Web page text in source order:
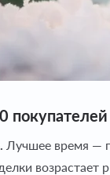
Лучшее время —
возрастает